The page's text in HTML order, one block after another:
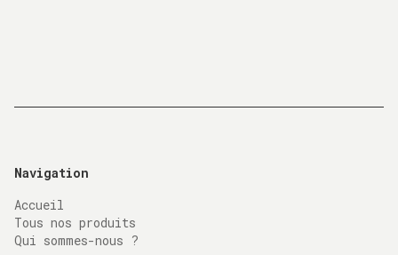
Navigation
Accueil
Tous nos produits
Qui sommes-nous ?